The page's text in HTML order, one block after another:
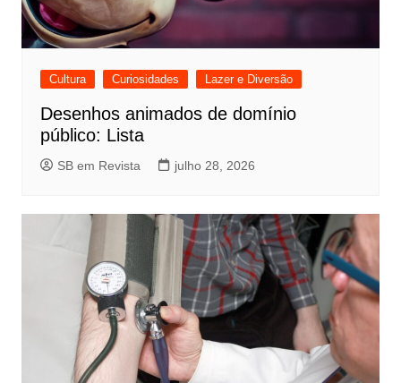
Cultura Curiosidades Lazer e Diversão
Desenhos animados de domínio
público: Lista
SB em Revista julho 28, 2026